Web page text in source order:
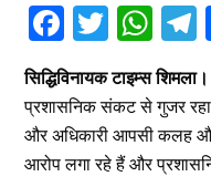
F
a
ce
b
o
T
tt
er
W
h
at
s
A
e
सिद्धिविनायक टाइम्स शिमला।
प्रशासनिक संकट से गुजर रहा
और अधिकारी आपसी कलह और
आरोप लगा रहे हैं और